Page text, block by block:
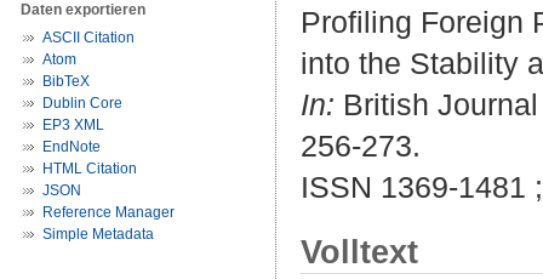
Daten exportieren
ASCII Citation
Atom
BibTeX
Dublin Core
EP3 XML
EndNote
HTML Citation
JSON
Reference Manager
Simple Metadata
Profiling Foreign
into the Stability
In: British
256-273.
ISSN 1369-1481
Volltext